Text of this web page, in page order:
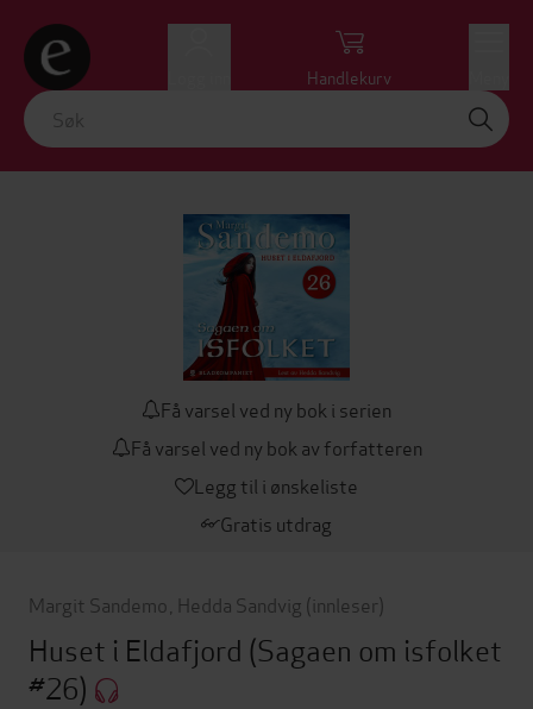
Handlekurv
Få varsel ved ny bok i serien
Få varsel ved ny bok av forfatteren
Legg til i ønskeliste
Gratis utdrag
Margit Sandemo Hedda Sandvig (innleser)
Huset i Eldafjord (Sagaen om isfolket
#26)